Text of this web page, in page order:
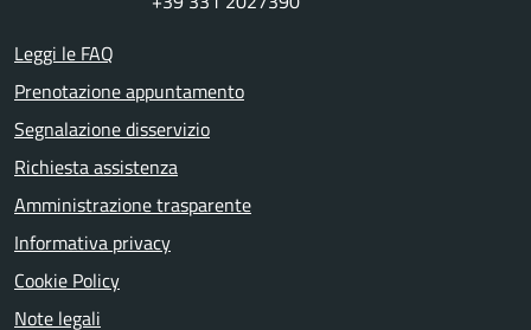
Leggi le FAQ
Prenotazione appuntamento
Segnalazione disservizio
Richiesta assistenza
Amministrazione trasparente
Informativa privacy
Cookie Policy
Note legali